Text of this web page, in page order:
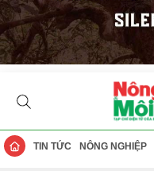
TIN TỨC NÔNG NGHIỆP